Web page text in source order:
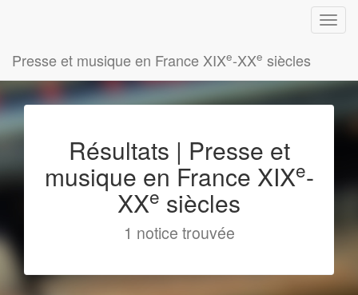
Presse et musique en France XIXe-XXe siècles
Résultats | Presse et
musique en France XIXe-
XXe siècles
1 notice trouvée